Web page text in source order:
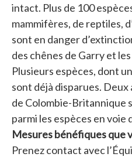
intact. Plus de 100
mammifères, de reptiles,
sont en danger
des chênes de Garry et
Plusieurs espèces, dont
sont déjà disparues.
de Colombie-Britannique
parmi les espèces en voie
Mesures bénéfiques que
Prenez contact avec